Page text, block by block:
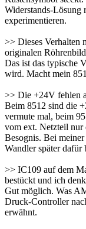
Widerstands-Lösung
experimentieren.
>> Dieses Verhalten
originalen
Das ist das typische
wird. Macht mein
>> Die +24V fehlen
Beim 8512 sind die
vermute mal, beim
vom ext. Netzteil nur
Besognis. Bei
Wandler später dafür
>> IC109 auf dem
bestückt und ich
Gut möglich. Was
Druck-Controller
erwähnt.